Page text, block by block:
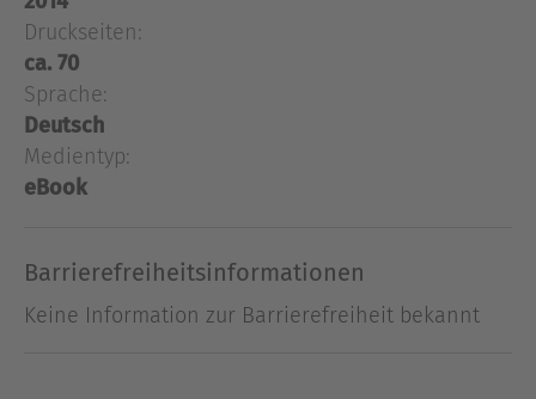
Zudem waren wir nahe daran, das Geheimnis der
verschwundenen Jungen zu lösen. Aber dann kam
alles anders ..."
Druckseiten:
ca. 70
Sprache:
Deutsch
Medientyp:
eBook
Barrierefreiheitsinformationen
Keine Information zur Barrierefreiheit bekannt